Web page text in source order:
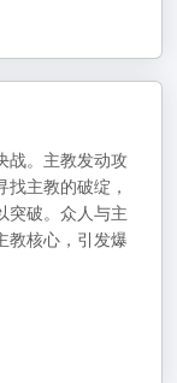
战。主教发动攻
主教的破绽，
突破。众人与主
教核心，引发爆